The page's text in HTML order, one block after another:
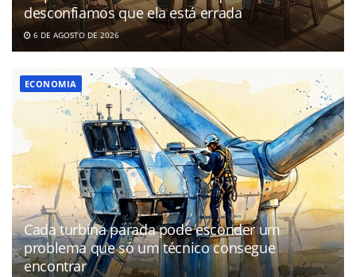
desconfiamos que ela está errada
6 DE AGOSTO DE 2026
ECONOMIA
Cada turbina parada pode esconder um
problema que só um técnico consegue
encontrar